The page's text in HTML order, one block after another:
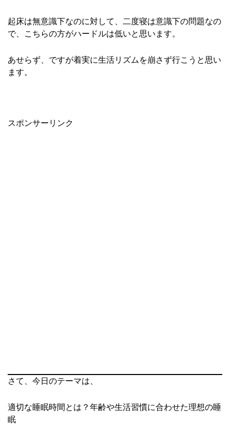
起床は無意識下なのに対して、二度寝は意識下の問題なの
で、こちらの方がハードルは低いと思います。
あせらず、ですが着実に生活リズムを崩さず行こうと思い
ます。
スポンサーリンク
さて、今日のテーマは、
適切な睡眠時間とは？年齢や生活習慣に合わせた理想の睡
眠